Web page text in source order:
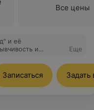
Все цены
и её
и
за великолепную
всем
Еще
Записаться Задать